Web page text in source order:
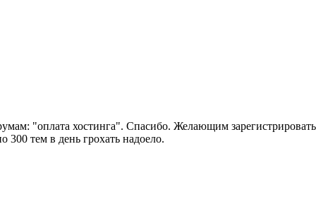
"оплата хостинга". Спасибо. Желающим
300 тем в день грохать надоело.